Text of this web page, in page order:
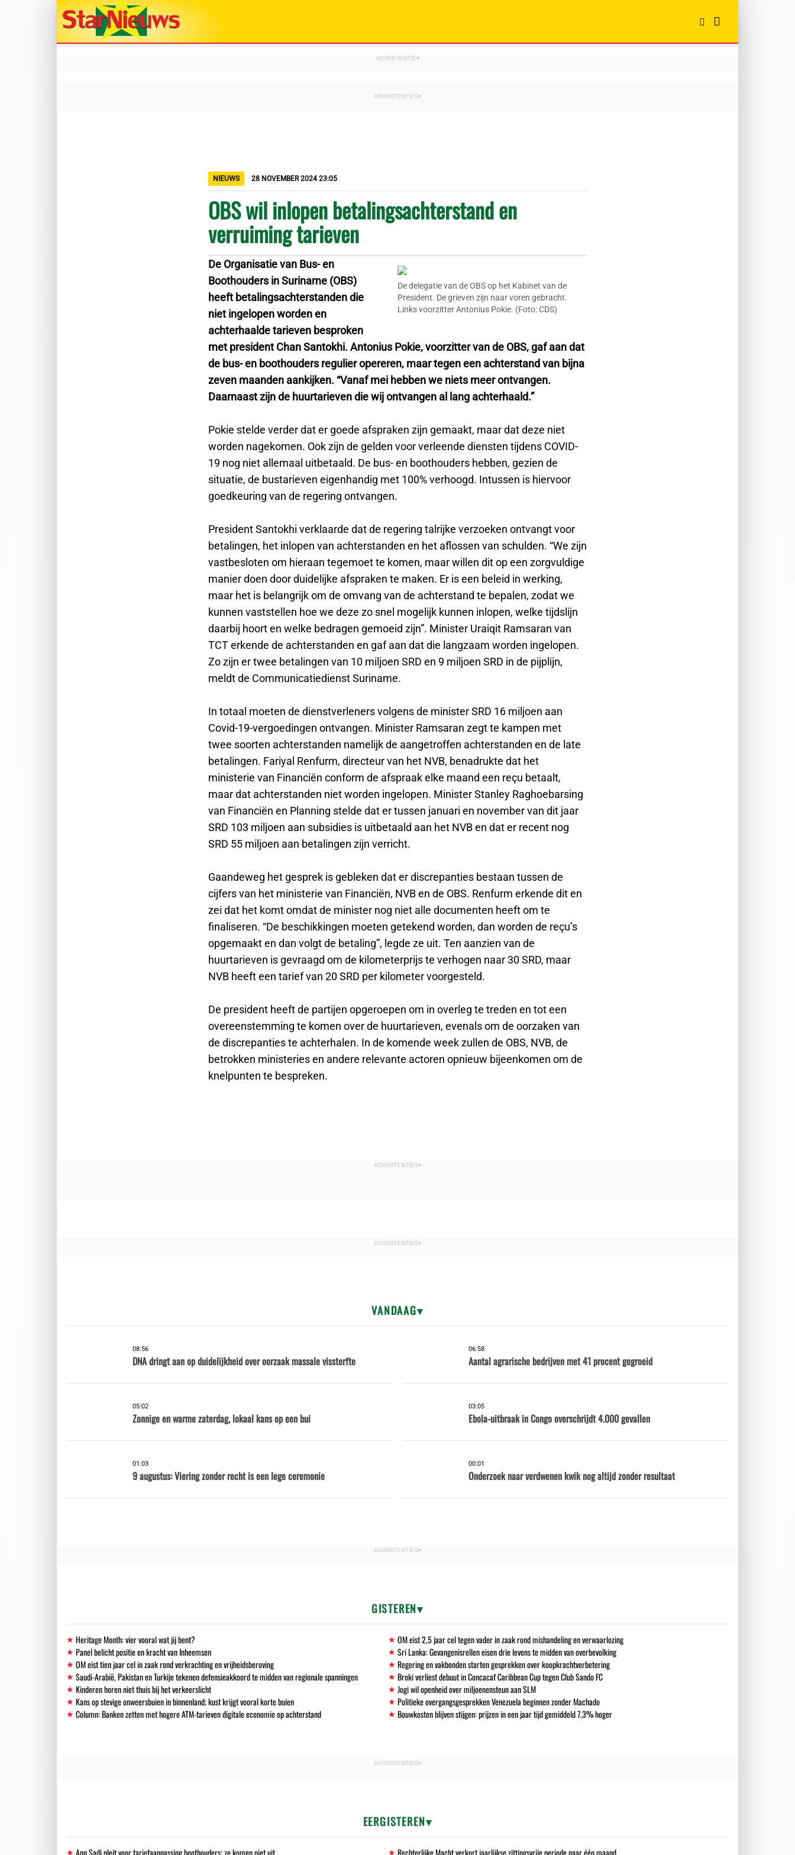
NIEUWS 28 NOVEMBER 2024 23:05
OBS wil inlopen betalingsachterstand en
verruiming tarieven
De delegatie van de OBS op het Kabinet van de
President. De grieven zijn naar voren gebracht.
Links voorzitter Antonius Pokie. (Foto: CDS)
De Organisatie van Bus- en
Boothouders in Suriname (OBS)
heeft betalingsachterstanden die
niet ingelopen worden en
achterhaalde tarieven besproken
met president Chan Santokhi. Antonius Pokie, voorzitter van de OBS, gaf aan dat
de bus- en boothouders regulier opereren, maar tegen een achterstand van bijna
zeven maanden aankijken. “Vanaf mei hebben we niets meer ontvangen.
Daarnaast zijn de huurtarieven die wij ontvangen al lang achterhaald.”
Pokie stelde verder dat er goede afspraken zijn gemaakt, maar dat deze niet
worden nagekomen. Ook zijn de gelden voor verleende diensten tijdens COVID-
19 nog niet allemaal uitbetaald. De bus- en boothouders hebben, gezien de
situatie, de bustarieven eigenhandig met 100% verhoogd. Intussen is hiervoor
goedkeuring van de regering ontvangen.
President Santokhi verklaarde dat de regering talrijke verzoeken ontvangt voor
betalingen, het inlopen van achterstanden en het aflossen van schulden. “We zijn
vastbesloten om hieraan tegemoet te komen, maar willen dit op een zorgvuldige
manier doen door duidelijke afspraken te maken. Er is een beleid in werking,
maar het is belangrijk om de omvang van de achterstand te bepalen, zodat we
kunnen vaststellen hoe we deze zo snel mogelijk kunnen inlopen, welke tijdslijn
daarbij hoort en welke bedragen gemoeid zijn”. Minister Uraiqit Ramsaran van
TCT erkende de achterstanden en gaf aan dat die langzaam worden ingelopen.
Zo zijn er twee betalingen van 10 miljoen SRD en 9 miljoen SRD in de pijplijn,
meldt de Communicatiedienst Suriname.
In totaal moeten de dienstverleners volgens de minister SRD 16 miljoen aan
Covid-19-vergoedingen ontvangen. Minister Ramsaran zegt te kampen met
twee soorten achterstanden namelijk de aangetroffen achterstanden en de late
betalingen. Fariyal Renfurm, directeur van het NVB, benadrukte dat het
ministerie van Financiën conform de afspraak elke maand een reçu betaalt,
maar dat achterstanden niet worden ingelopen. Minister Stanley Raghoebarsing
van Financiën en Planning stelde dat er tussen januari en november van dit jaar
SRD 103 miljoen aan subsidies is uitbetaald aan het NVB en dat er recent nog
SRD 55 miljoen aan betalingen zijn verricht.
Gaandeweg het gesprek is gebleken dat er discrepanties bestaan tussen de
cijfers van het ministerie van Financiën, NVB en de OBS. Renfurm erkende dit en
zei dat het komt omdat de minister nog niet alle documenten heeft om te
finaliseren. “De beschikkingen moeten getekend worden, dan worden de reçu’s
opgemaakt en dan volgt de betaling”, legde ze uit. Ten aanzien van de
huurtarieven is gevraagd om de kilometerprijs te verhogen naar 30 SRD, maar
NVB heeft een tarief van 20 SRD per kilometer voorgesteld.
De president heeft de partijen opgeroepen om in overleg te treden en tot een
overeenstemming te komen over de huurtarieven, evenals om de oorzaken van
de discrepanties te achterhalen. In de komende week zullen de OBS, NVB, de
betrokken ministeries en andere relevante actoren opnieuw bijeenkomen om de
knelpunten te bespreken.
VANDAAG
08:56
DNA dringt aan op duidelijkheid over oorzaak massale vissterfte
06:58
Aantal agrarische bedrijven met 41 procent gegroeid
05:02
Zonnige en warme zaterdag, lokaal kans op een bui
03:05
Ebola-uitbraak in Congo overschrijdt 4.000 gevallen
01:03
9 augustus: Viering zonder recht is een lege ceremonie
00:01
Onderzoek naar verdwenen kwik nog altijd zonder resultaat
GISTEREN
Heritage Month: vier vooral wat jij bent?
OM eist 2,5 jaar cel tegen vader in zaak rond mishandeling en verwaarlozing
Panel belicht positie en kracht van Inheemsen
Sri Lanka: Gevangenisrellen eisen drie levens te midden van overbevolking
OM eist tien jaar cel in zaak rond verkrachting en vrijheidsberoving
Regering en vakbonden starten gesprekken over koopkrachtverbetering
Saudi-Arabië, Pakistan en Turkije tekenen defensieakkoord te midden van regionale spanningen
Broki verliest debuut in Concacaf Caribbean Cup tegen Club Sando FC
Kinderen horen niet thuis bij het verkeerslicht
Jogi wil openheid over miljoenensteun aan SLM
Kans op stevige onweersbuien in binnenland; kust krijgt vooral korte buien
Politieke overgangsgesprekken Venezuela beginnen zonder Machado
Column: Banken zetten met hogere ATM-tarieven digitale economie op achterstand
Bouwkosten blijven stijgen: prijzen in een jaar tijd gemiddeld 7,3% hoger
EERGISTEREN
Ann Sadi pleit voor tariefaanpassing boothouders; ze komen niet uit Rechterlijke Macht verkort jaarlijkse zittingsvrije periode naar één maand